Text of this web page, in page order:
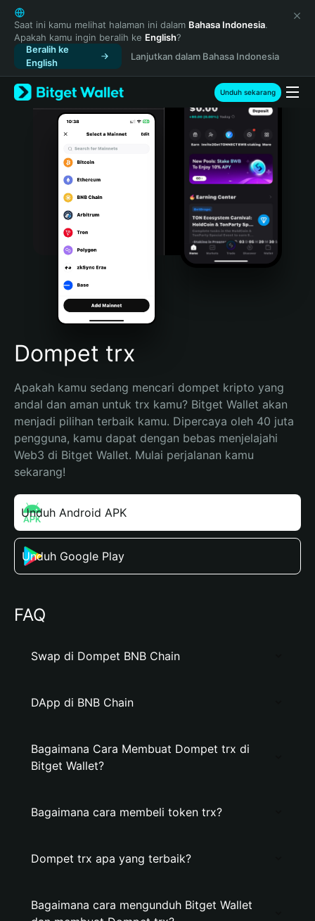
English
日本語
Tiếng Việt
Русский
Español (Latinoamérica)
Türkçe
Italiano
Português (Portugal)
Bahasa Indonesia
Português (Brasil)
Español (Argentina)
Saat ini kamu melihat halaman ini dalam Bahasa Indonesia.
Apakah kamu ingin beralih ke English?
Beralih ke
English
Lanjutkan dalam Bahasa Indonesia
Unduh sekarang
Dompet trx
Apakah kamu sedang mencari dompet kripto yang
andal dan aman untuk trx kamu? Bitget Wallet akan
menjadi pilihan terbaik kamu. Dipercaya oleh 40 juta
pengguna, kamu dapat dengan bebas menjelajahi
Web3 di Bitget Wallet. Mulai perjalanan kamu
sekarang!
Unduh Android APK
Unduh Google Play
FAQ
Swap di Dompet BNB Chain
DApp di BNB Chain
Bagaimana Cara Membuat Dompet trx di
Bitget Wallet?
Bagaimana cara membeli token trx?
Dompet trx apa yang terbaik?
Bagaimana cara mengunduh Bitget Wallet